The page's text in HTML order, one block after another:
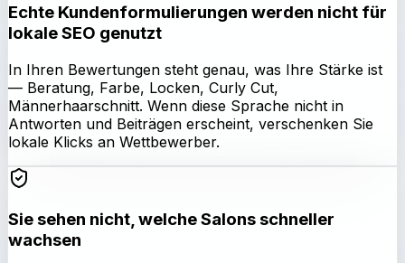
Echte Kundenformulierungen werden nicht für
lokale SEO genutzt
In Ihren Bewertungen steht genau, was Ihre Stärke ist
— Beratung, Farbe, Locken, Curly Cut,
Männerhaarschnitt. Wenn diese Sprache nicht in
Antworten und Beiträgen erscheint, verschenken Sie
lokale Klicks an Wettbewerber.
Sie sehen nicht, welche Salons schneller
wachsen